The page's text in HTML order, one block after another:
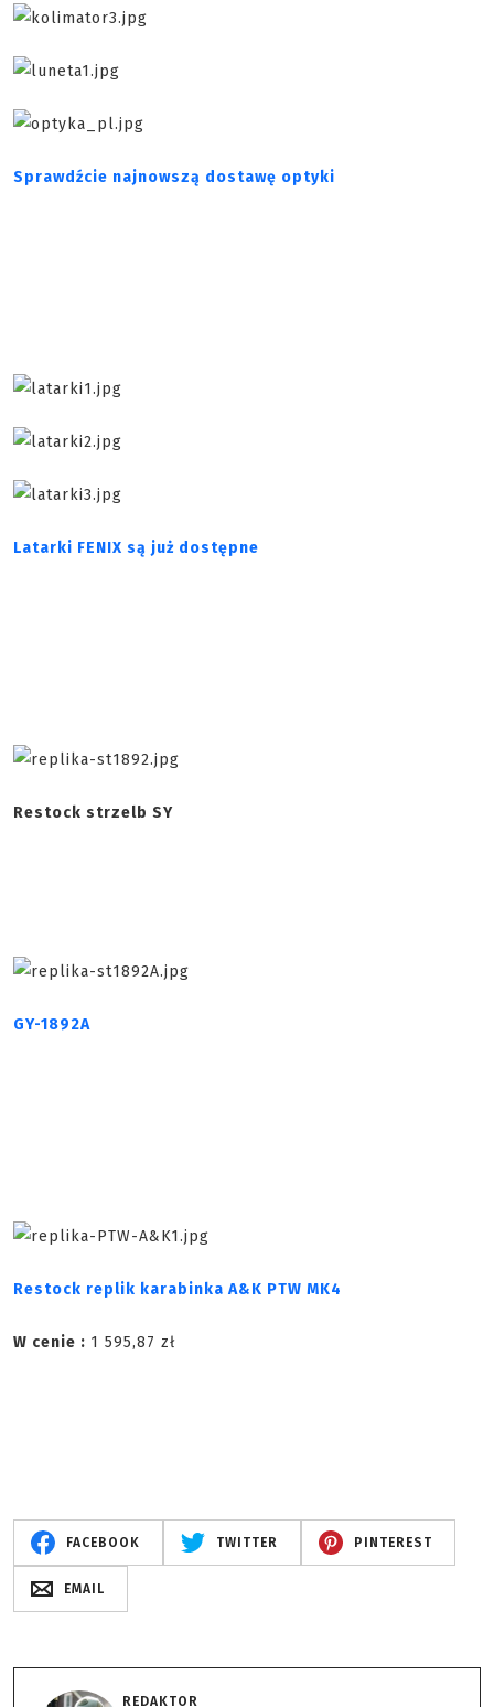
Sprawdźcie najnowszą dostawę optyki
Latarki FENIX są już dostępne
Restock strzelb SY
GY-1892A
Restock replik karabinka A&K PTW MK4
W cenie : 1 595,87 zł
FACEBOOK TWITTER PINTEREST
EMAIL
REDAKTOR